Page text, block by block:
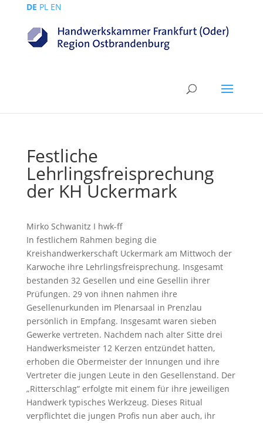
DE PL EN
Festliche
Lehrlingsfreisprechung
der KH Uckermark
Mirko Schwanitz I hwk-ff
In festlichem Rahmen beging die
Kreishandwerkerschaft Uckermark am Mittwoch der
Karwoche ihre Lehrlingsfreisprechung. Insgesamt
bestanden 32 Gesellen und eine Gesellin ihrer
Prüfungen. 29 von ihnen nahmen ihre
Gesellenurkunden im Plenarsaal in Prenzlau
persönlich in Empfang. Insgesamt waren sieben
Gewerke vertreten. Nachdem nach alter Sitte drei
Handwerksmeister 12 Kerzen entzündet hatten,
erhoben die Obermeister der Innungen und ihre
Vertreter die jungen Leute in den Gesellenstand. Der
„Ritterschlag“ erfolgte mit einem für ihre jeweiligen
Handwerk typisches Werkzeug. Dieses Ritual
verpflichtet die jungen Profis nun aber auch, ihr